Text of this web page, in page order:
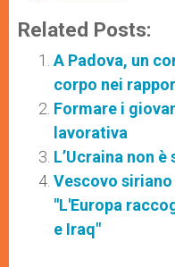
Related Posts:
A Padova, un
corpo nei
Formare i
lavorativa
L’Ucraina non
Vescovo
"L'Europa
e Iraq"